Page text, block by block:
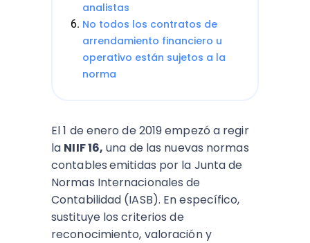
analistas
No todos los contratos de
arrendamiento financiero u
operativo están sujetos a la
norma
El 1 de enero de 2019 empezó a regir
la NIIF 16, una de las nuevas normas
contablesemitidas por la Junta de
Normas Internacionales de
Contabilidad (IASB). En específico,
sustituye los criterios de
reconocimiento, valoración y